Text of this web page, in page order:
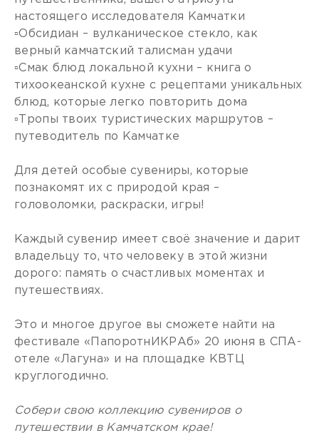
настоящего исследователя Камчатки
▫️Обсидиан – вулканическое стекло, как
верный камчатский талисман удачи
▫️Смак блюд локальной кухни – книга о
тихоокеанской кухне с рецептами уникальных
блюд, которые легко повторить дома
▫️Тропы твоих туристических маршрутов –
путеводитель по Камчатке
Для детей особые сувениры, которые
познакомят их с природой края –
головоломки, раскраски, игры!
Каждый сувенир имеет своё значение и дарит
владельцу то, что человеку в этой жизни
дорого: память о счастливых моментах и
путешествиях.
Это и многое другое вы сможете найти на
фестивале «ПапоротнИКРАб» 20 июня в СПА-
отеле «Лагуна» и на площадке КВТЦ
круглогодично.
Собери свою коллекцию сувениров о
путешествии в Камчатском крае!